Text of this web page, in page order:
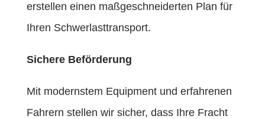
erstellen einen maßgeschneiderten Plan für
Ihren Schwerlasttransport.
Sichere Beförderung
Mit modernstem Equipment und erfahrenen
Fahrern stellen wir sicher, dass Ihre Fracht